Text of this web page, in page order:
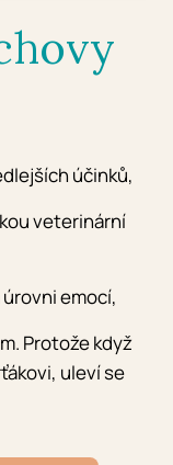
účinků,
veterinární
emocí,
Protože když
uleví se